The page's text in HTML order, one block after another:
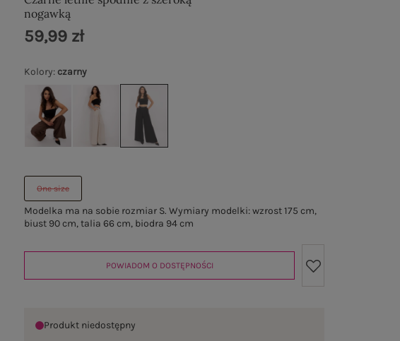
nogawką
Kolory: czarny
One size
Modelka ma na sobie rozmiar S. Wymiary modelki: wzrost 175 cm,
biust 90 cm, talia 66 cm, biodra 94 cm
59,99 zł
POWIADOM O DOSTĘPNOŚCI
Produkt niedostępny